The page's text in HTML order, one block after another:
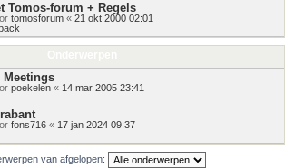
Tomos-forum + Regels
tomosforum « 21 okt 2000 02:01
Meetings
poekelen « 14 mar 2005 23:41
fons716 « 17 jan 2024 09:37
van afgelopen: